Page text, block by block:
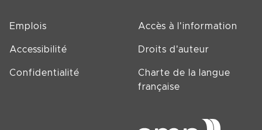
Emplois Accès à l'information
Accessibilité Droits d'auteur
Confidentialité
Charte de la langue
française